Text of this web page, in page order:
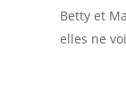
Betty et
elles ne